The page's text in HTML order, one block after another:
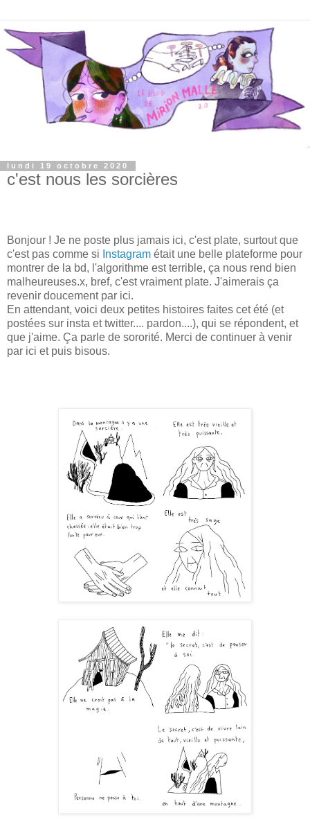
lundi 19 octobre 2020
c'est nous les sorcières
Bonjour ! Je ne poste plus jamais ici, c'est plate, surtout que
c'est pas comme si Instagram était une belle plateforme pour
montrer de la bd, l'algorithme est terrible, ça nous rend bien
malheureuses.x, bref, c'est vraiment plate. J'aimerais ça
revenir doucement par ici.
En attendant, voici deux petites histoires faites cet été (et
postées sur insta et twitter.... pardon....), qui se répondent, et
que j'aime. Ça parle de sororité. Merci de continuer à venir
par ici et puis bisous.